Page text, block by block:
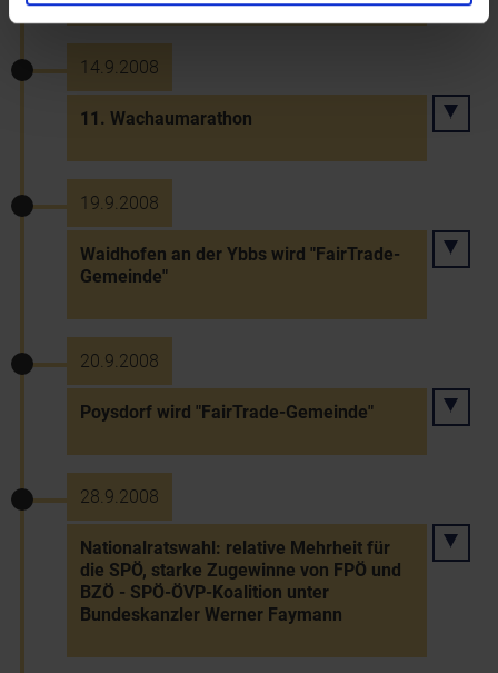
14.9.2008
11. Wachaumarathon
19.9.2008
Waidhofen an der Ybbs wird "FairTrade-
Gemeinde"
20.9.2008
Poysdorf wird "FairTrade-Gemeinde"
28.9.2008
Nationalratswahl: relative Mehrheit für
die SPÖ, starke Zugewinne von FPÖ und
BZÖ - SPÖ-ÖVP-Koalition unter
Bundeskanzler Werner Faymann